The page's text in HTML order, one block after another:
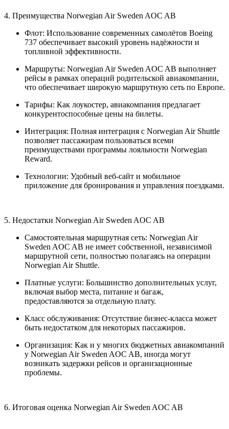
4. Преимущества Norwegian Air Sweden AOC AB
Флот: Использование современных самолётов Boeing
737 обеспечивает высокий уровень надёжности и
топливной эффективности.
Маршруты: Norwegian Air Sweden AOC AB выполняет
рейсы в рамках операций родительской авиакомпании,
что обеспечивает широкую маршрутную сеть по Европе.
Тарифы: Как лоукостер, авиакомпания предлагает
конкурентоспособные цены на билеты.
Интеграция: Полная интеграция с Norwegian Air Shuttle
позволяет пассажирам пользоваться всеми
преимуществами программы лояльности Norwegian
Reward.
Технологии: Удобный веб-сайт и мобильное
приложение для бронирования и управления поездками.
5. Недостатки Norwegian Air Sweden AOC AB
Самостоятельная маршрутная сеть: Norwegian Air
Sweden AOC AB не имеет собственной, независимой
маршрутной сети, полностью полагаясь на операции
Norwegian Air Shuttle.
Платные услуги: Большинство дополнительных услуг,
включая выбор места, питание и багаж,
предоставляются за отдельную плату.
Класс обслуживания: Отсутствие бизнес-класса может
быть недостатком для некоторых пассажиров.
Организация: Как и у многих бюджетных авиакомпаний
у Norwegian Air Sweden AOC AB, иногда могут
возникать задержки рейсов и организационные
проблемы.
6. Итоговая оценка Norwegian Air Sweden AOC AB